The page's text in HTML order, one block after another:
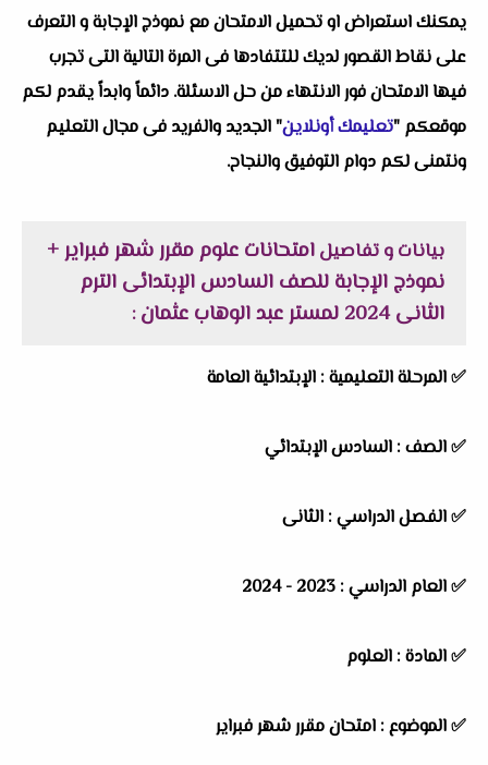
يمكنك استعراض او تحميل الامتحان مع نموذج الإجابة و التعرف
على نقاط القصور لديك للتتفادها فى المرة التالية التى تجرب
فيها الامتحان فور الانتهاء من حل الاسئلة. دائماً وابداً يقدم لكم
موقعكم "تعليمك أونلاين" الجديد والفريد فى مجال التعليم
ونتمنى لكم دوام التوفيق والنجاح.
بيانات و تفاصيلامتحانات علوم مقرر شهر فبراير +
نموذج الإجابة للصف السادس الإبتدائى الترم
الثانى 2024 لمستر عبد الوهاب عثمان
:
✅المرحلة التعليمية : الإبتدائية العامة
✅الصف : السادس الإبتدائي
✅الفصل الدراسي : الثانى
✅العام الدراسي :
✅المادة : العلوم
✅الموضوع : امتحان مقرر شهر فبراير